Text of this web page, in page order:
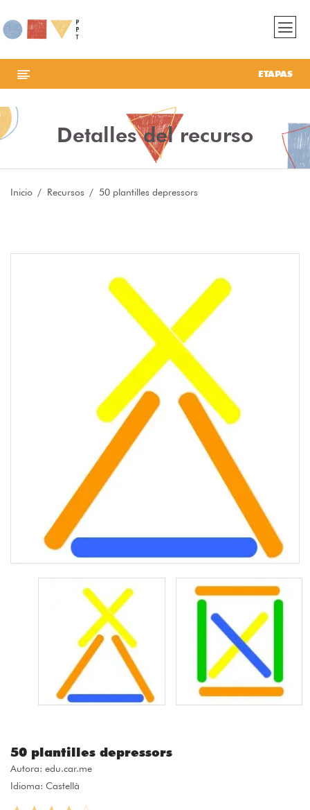
ETAPAS
Detalles del recurso
Inicio Recursos 50 plantilles depressors
50 plantilles depressors
Autora: edu.car.me
Idioma: Castellà